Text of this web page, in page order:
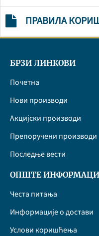
ПРАВИЛА
БРЗИ ЛИНКОВИ
Почетна
Нови производи
Акцијски производи
Препоручени производи
Последње вести
ОПШТЕ
Честа питања
Информације о достави
Услови коришћења